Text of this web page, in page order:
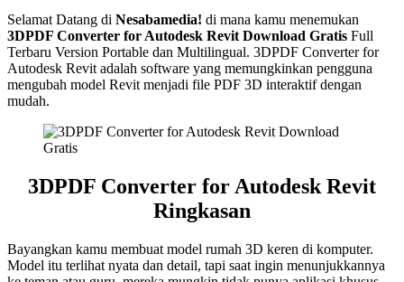
Selamat Datang di Nesabamedia! di mana kamu menemukan
3DPDF Converter for Autodesk Revit Download Gratis Full
Terbaru Version Portable dan Multilingual. 3DPDF Converter for
Autodesk Revit adalah software yang memungkinkan pengguna
mengubah model Revit menjadi file PDF 3D interaktif dengan
mudah.
3DPDF Converter for Autodesk Revit
Ringkasan
Bayangkan kamu membuat model rumah 3D keren di komputer.
Model itu terlihat nyata dan detail, tapi saat ingin menunjukkannya